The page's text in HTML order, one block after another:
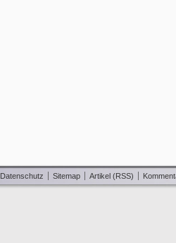
Datenschutz Sitemap Artikel (RSS)